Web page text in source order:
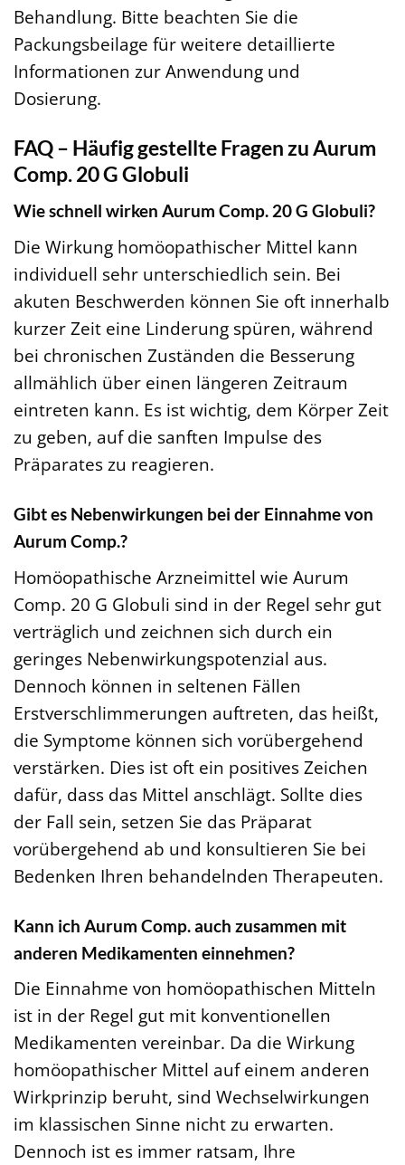
Behandlung. Bitte beachten Sie die
Packungsbeilage für weitere detaillierte
Informationen zur Anwendung und
Dosierung.
FAQ – Häufig gestellte Fragen zu Aurum
Comp. 20 G Globuli
Wie schnell wirken Aurum Comp. 20 G Globuli?
Die Wirkung homöopathischer Mittel kann
individuell sehr unterschiedlich sein. Bei
akuten Beschwerden können Sie oft innerhalb
kurzer Zeit eine Linderung spüren, während
bei chronischen Zuständen die Besserung
allmählich über einen längeren Zeitraum
eintreten kann. Es ist wichtig, dem Körper Zeit
zu geben, auf die sanften Impulse des
Präparates zu reagieren.
Gibt es Nebenwirkungen bei der Einnahme von
Aurum Comp.?
Homöopathische Arzneimittel wie Aurum
Comp. 20 G Globuli sind in der Regel sehr gut
verträglich und zeichnen sich durch ein
geringes Nebenwirkungspotenzial aus.
Dennoch können in seltenen Fällen
Erstverschlimmerungen auftreten, das heißt,
die Symptome können sich vorübergehend
verstärken. Dies ist oft ein positives Zeichen
dafür, dass das Mittel anschlägt. Sollte dies
der Fall sein, setzen Sie das Präparat
vorübergehend ab und konsultieren Sie bei
Bedenken Ihren behandelnden Therapeuten.
Kann ich Aurum Comp. auch zusammen mit
anderen Medikamenten einnehmen?
Die Einnahme von homöopathischen Mitteln
ist in der Regel gut mit konventionellen
Medikamenten vereinbar. Da die Wirkung
homöopathischer Mittel auf einem anderen
Wirkprinzip beruht, sind Wechselwirkungen
im klassischen Sinne nicht zu erwarten.
Dennoch ist es immer ratsam, Ihre